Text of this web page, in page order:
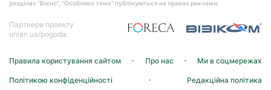
розділах "Вікно", "Особлива тема" публікуються на правах реклами.
Партнери проекту
unian.ua/pogoda:
Правила користування сайтом Про нас Ми в соцмережах
Політикою конфіденційності Редакційна політика